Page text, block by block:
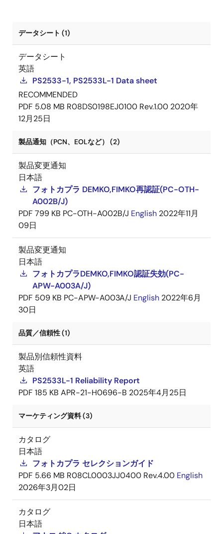
データシート (1)
データシート
英語
PS2533-1, PS2533L-1 Data sheet
RECOMMENDED
PDF 5.08 MB R08DS0198EJ0100 Rev.1.00 2020年
12月25日
製品通知（PCN、EOLなど） (2)
製品変更通知
日本語
フォトカプラ DEMKO,FIMKO再認証(PC-OTH-
A002B/J)
PDF 799 KB PC-OTH-A002B/J English 2022年11月
09日
製品変更通知
日本語
フォトカプラDEMKO,FIMKO認証失効(PC-
APW-A003A/J)
PDF 509 KB PC-APW-A003A/J English 2022年6月
30日
品質／信頼性 (1)
製品別信頼性資料
英語
PS2533L-1 Reliability Report
PDF 185 KB APR-21-H0696-B 2025年4月25日
マーケティング資料 (3)
カタログ
日本語
フォトカプラ セレクションガイド
PDF 5.66 MB R08CL0003JJ0400 Rev.4.00 English
2026年3月02日
カタログ
日本語